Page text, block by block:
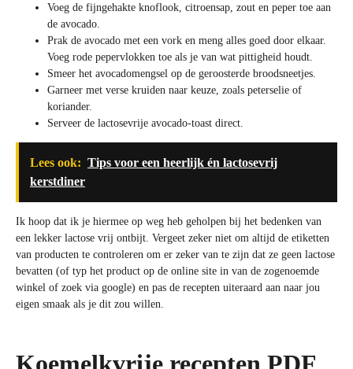
Voeg de fijngehakte knoflook, citroensap, zout en peper toe aan
de avocado.
Prak de avocado met een vork en meng alles goed door elkaar.
Voeg rode pepervlokken toe als je van wat pittigheid houdt.
Smeer het avocadomengsel op de geroosterde broodsneetjes.
Garneer met verse kruiden naar keuze, zoals peterselie of
koriander.
Serveer de lactosevrije avocado-toast direct.
Lees ook: Tips voor een heerlijk én lactosevrij
kerstdiner
Ik hoop dat ik je hiermee op weg heb geholpen bij het bedenken van
een lekker lactose vrij ontbijt. Vergeet zeker niet om altijd de etiketten
van producten te controleren om er zeker van te zijn dat ze geen lactose
bevatten (of typ het product op de online site in van de zogenoemde
winkel of zoek via google) en pas de recepten uiteraard aan naar jou
eigen smaak als je dit zou willen.
Koemelkvrije recepten PDF